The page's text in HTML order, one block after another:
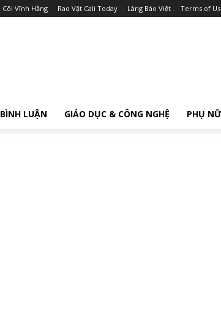
Cõi Vĩnh Hằng Rao Vặt Cali Today Làng Báo Việt Terms of
BÌNH LUẬN GIÁO DỤC & CÔNG NGHỆ PHỤ NỮ